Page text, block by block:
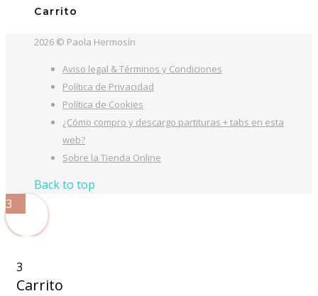
Carrito
2026 © Paola Hermosín
Aviso legal & Términos y Condiciones
Política de Privacidad
Política de Cookies
¿Cómo compro y descargo partituras + tabs en esta
web?
Sobre la Tienda Online
Back to top
3
3
Carrito